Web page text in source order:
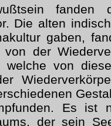
fanden
Die alten
gaben,
von der
welche von
Es ist
der sein